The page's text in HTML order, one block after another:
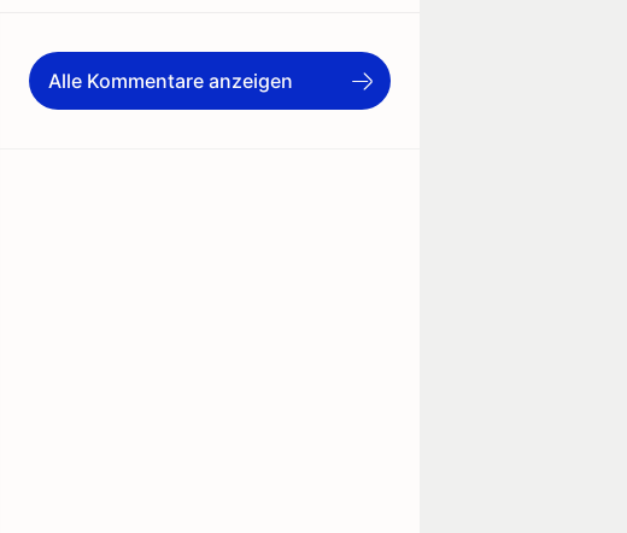
Alle Kommentare anzeigen